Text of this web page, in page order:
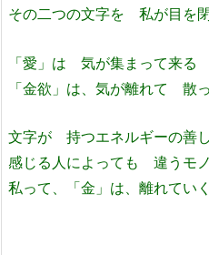
その二つの文字を 私が目を
「愛」は 気が集まって来
「金欲」は、気が離れて 散っ
文字が 持つエネルギーの善
感じる人によっても 違うモ
私って、「金」は、離れてい